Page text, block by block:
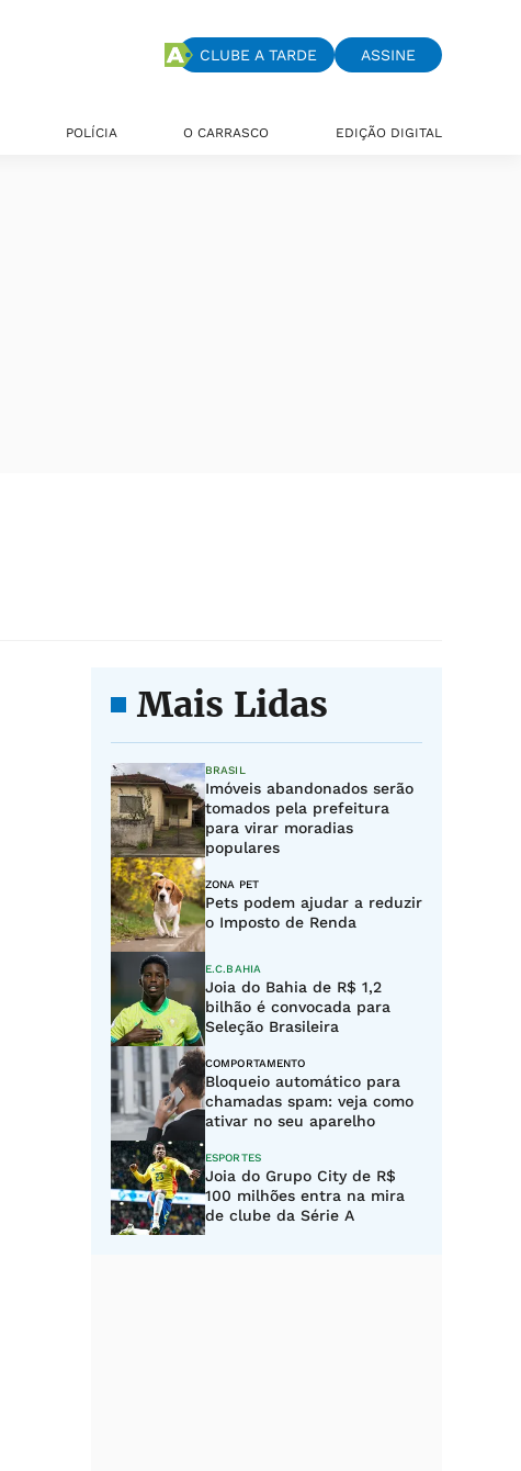
CLUBE A TARDE ASSINE
POLÍCIA O CARRASCO EDIÇÃO DIGITAL
Mais Lidas
BRASIL
Imóveis abandonados serão
tomados pela prefeitura
para virar moradias
populares
ZONA PET
Pets podem ajudar a reduzir
o Imposto de Renda
E.C.BAHIA
Joia do Bahia de R$ 1,2
bilhão é convocada para
Seleção Brasileira
COMPORTAMENTO
Bloqueio automático para
chamadas spam: veja como
ativar no seu aparelho
ESPORTES
Joia do Grupo City de R$
100 milhões entra na mira
de clube da Série A